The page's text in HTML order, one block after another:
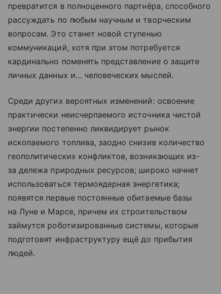
превратится в полноценного партнёра, способного
рассуждать по любым научным и творческим
вопросам. Это станет новой ступенью
коммуникаций, хотя при этом потребуется
кардинально поменять представление о защите
личных данных и… человеческих мыслей.
Среди других вероятных изменений: освоение
практически неисчерпаемого источника чистой
энергии постепенно ликвидирует рынок
ископаемого топлива, заодно снизив количество
геополитических конфликтов, возникающих из-
за дележа природных ресурсов; широко начнет
использоваться термоядерная энергетика;
появятся первые постоянные обитаемые базы
на Луне и Марсе, причем их строительством
займутся роботизированные системы, которые
подготовят инфраструктуру ещё до прибытия
людей.